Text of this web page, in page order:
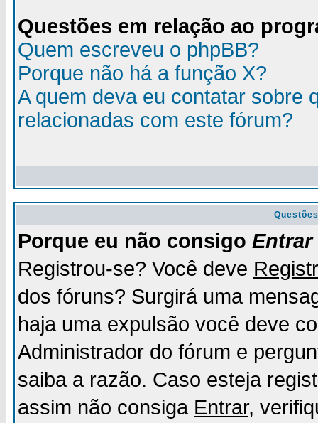
Questões em relação ao
Quem escreveu o phpBB?
Porque não há a função X?
A quem deva eu contatar sobre
relacionadas com este fórum?
Porque eu não consigo Entrar
Registrou-se? Você deve
dos fóruns? Surgirá uma
haja uma expulsão você deve
Administrador do fórum e
saiba a razão. Caso esteja
assim não consiga Entrar,